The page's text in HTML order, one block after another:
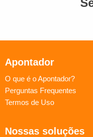
Apontador
O que é o Apontador?
Perguntas Frequentes
Termos de Uso
Nossas soluções